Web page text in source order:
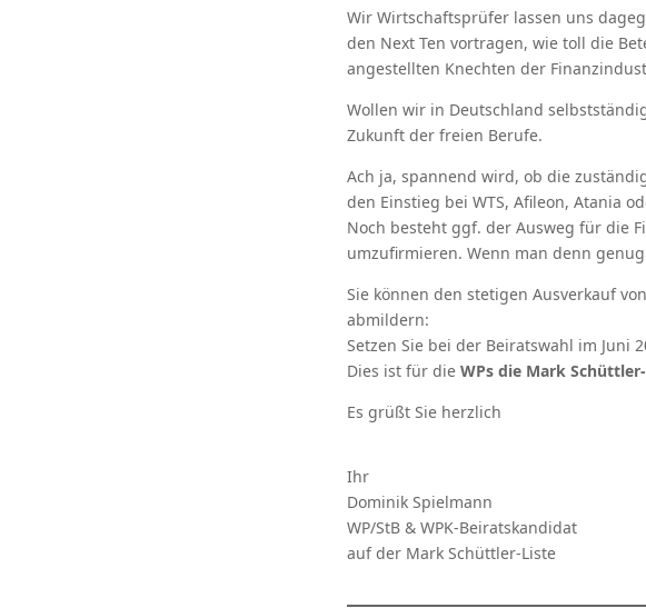
Wir Wirtschaftsprüfer lassen uns
den Next Ten vortragen, wie toll die
angestellten Knechten der
Wollen wir in Deutschland
Zukunft der freien Berufe.
Ach ja, spannend wird, ob die
den Einstieg bei WTS, Afileon, Atania
Noch besteht ggf. der Ausweg für die
umzufirmieren. Wenn man denn
Sie können den stetigen Ausverkauf
abmildern:
Setzen Sie bei der Beiratswahl im Juni
Dies ist für die WPs die Mark
Es grüßt Sie herzlich
Ihr
Dominik Spielmann
WP/StB & WPK-Beiratskandidat
auf der Mark Schüttler-Liste